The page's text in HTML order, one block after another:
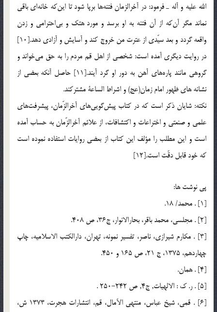
الله عليه و آله ـ فرمود: در آخرالزمان فتنه‌ها برپا شود تا اين‌كه خانه‌اي باقي
نماند مگر آن‌كه از آن فتنه به او برسد و مورد هتك و بي‌احترامي و زدن
واقعه گردد و بعد سيّدي از عترت من خروج كند و آسايش و آزادي دهد.[10]
در روايت ديگري آمده است: شخصي از اهل قم مردم را به حق مي‌خواند و
گروهي مانند پاره‌هاي آهن به دور او گرد آيند.[11] حاصل آنکه بعضي از
نشانه هاي ظهور امام زمان(عج) و اشراط الساعة مشترکند.
نكته: شايان ذكر است كه در كتاب پيش‌گويي‌هاي آخرالزّمان، پيشرفت‌هاي
علمي و صنعتي و اختراعات و اكتشافات، از علائم آخرالزّمان به حساب آمده
است و اين مطلب را مؤلف اين كتاب از بعضي روايات استفاده نموده است
كه خود قابل دقّت است.[12]
پي نوشت ها:
[1] . محمد/ 18.
[2] . مجلسي، محمد باقر، بحارالانوار، ج36، ص 408.
[3] . مكارم شيرازي، ناصر، تفسير نمونه، تهران، دارالكتب الاسلاميه، چاپ
چهاردهم، 1375، ج 21، ص 165 و 450.
[4] . همان.
[5] . ر. ک : الالهيات, ج4, ص 242-250 .
[6] . قمي، شيخ عباس، منتهي الآمال، قم، انتشارات هجرت، 1373 ش،